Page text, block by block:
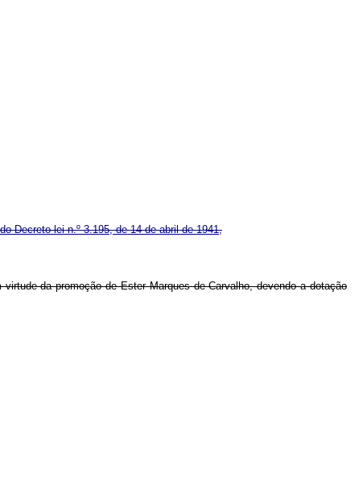
Decreto-lei n.º 3.195, de 14 de abril de 1941,
da promoção de Ester Marques de Carvalho, devendo a dotação